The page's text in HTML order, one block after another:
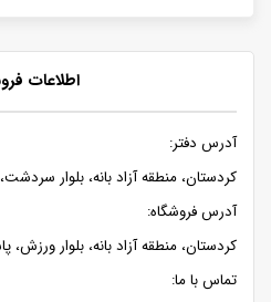
اطلاعات
آدرس دفتر:
کردستان، منطقه آزاد بانه، بلوار سردشت، پشت
آدرس فروشگاه:
کردستان، منطقه آزاد بانه، بلوار ورزش،
تماس با ما: